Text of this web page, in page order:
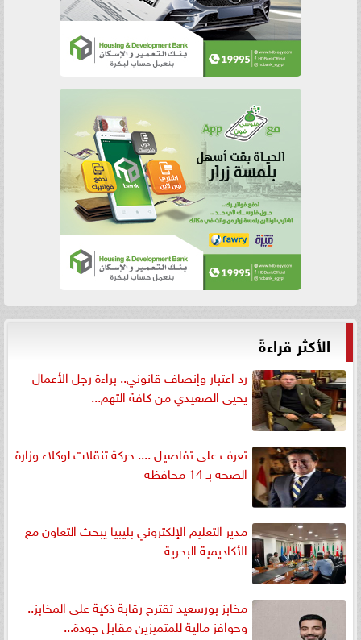
الأكثر قراءةً
رد اعتبار وإنصاف قانوني.. براءة رجل الأعمال
يحيى الصعيدي من كافة التهم...
تعرف على تفاصيل .... حركة تنقلات لوكلاء وزارة
الصحه بـ 14 محافظه
مدير التعليم الإلكتروني بليبيا يبحث التعاون مع
الأكاديمية البحرية
مخابز بورسعيد تقترح رقابة ذكية على المخابز..
وحوافز مالية للمتميزين مقابل جودة...